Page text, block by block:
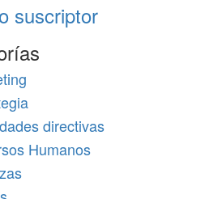
suscriptor
directivas
Humanos